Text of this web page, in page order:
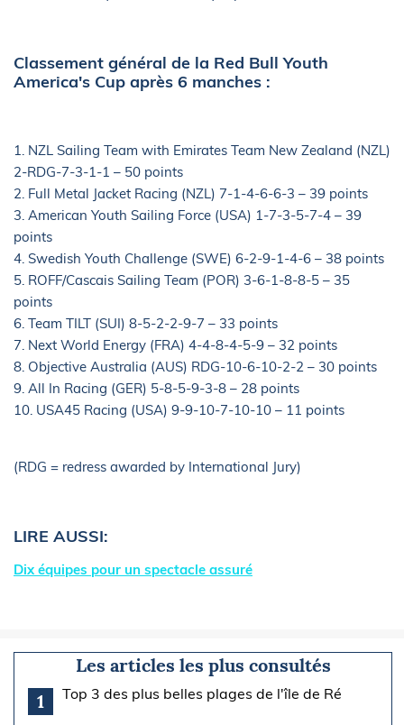
Classement général de la Red Bull Youth
America's Cup après 6 manches :
1. NZL Sailing Team with Emirates Team New Zealand (NZL)
2-RDG-7-3-1-1 – 50 points
2. Full Metal Jacket Racing (NZL) 7-1-4-6-6-3 – 39 points
3. American Youth Sailing Force (USA) 1-7-3-5-7-4 – 39
points
4. Swedish Youth Challenge (SWE) 6-2-9-1-4-6 – 38 points
5. ROFF/Cascais Sailing Team (POR) 3-6-1-8-8-5 – 35
points
6. Team TILT (SUI) 8-5-2-2-9-7 – 33 points
7. Next World Energy (FRA) 4-4-8-4-5-9 – 32 points
8. Objective Australia (AUS) RDG-10-6-10-2-2 – 30 points
9. All In Racing (GER) 5-8-5-9-3-8 – 28 points
10. USA45 Racing (USA) 9-9-10-7-10-10 – 11 points
(RDG = redress awarded by International Jury)
LIRE AUSSI:
Dix équipes pour un spectacle assuré
Les articles les plus consultés
1
Top 3 des plus belles plages de l'île de Ré